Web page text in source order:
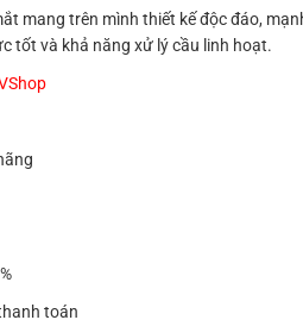
mang trên mình thiết kế độc đáo,
tốt và khả năng xử lý cầu linh hoạt.
toán